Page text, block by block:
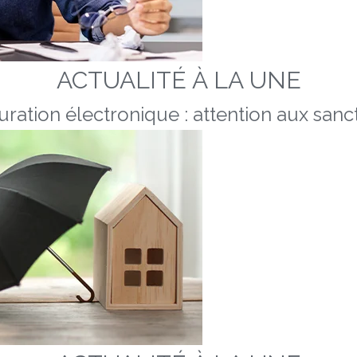
ACTUALITÉ À LA UNE
électronique : attention aux